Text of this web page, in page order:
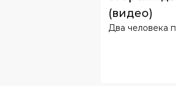
(видео)
Два человека